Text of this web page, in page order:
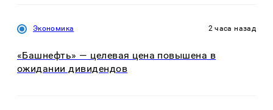
Экономика 2 часа назад
«Башнефть» — целевая цена повышена в
ожидании дивидендов